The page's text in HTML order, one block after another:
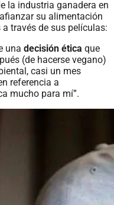
la industria ganadera en
su alimentación
través de sus películas:
una decisión ética que
(de hacerse vegano)
casi un mes
referencia a
mucho para mí”.